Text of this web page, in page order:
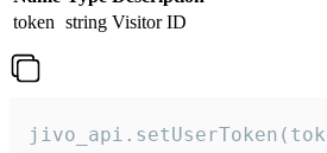
token string Visitor ID